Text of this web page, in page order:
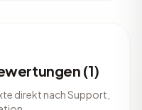
(1)
direkt nach Support,